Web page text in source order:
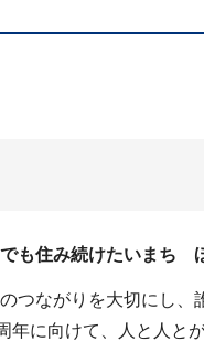
でも住み続けたいまち
つながりを大切にし
に向けて、人と人と